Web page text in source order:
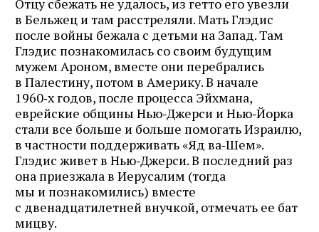
в Бельжец и там расстреляли. Мать Глэдис
после войны бежала с детьми на Запад. Там
Глэдис познакомилась со своим будущим
мужем Ароном, вместе они перебрались
в Палестину, потом в Америку. В начале
1960‑х годов, после процесса Эйхмана,
еврейские общины Нью‑Джерси и Нью‑Йорка
стали все больше и больше помогать Израилю,
в частности поддерживать «Яд ва‑Шем».
Глэдис живет в Нью‑Джерси. В последний раз
она приезжала в Иерусалим (тогда
мы и познакомились) вместе
с двенадцатилетней внучкой, отмечать ее бат
мицву.